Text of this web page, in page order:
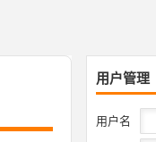
用户管理
用户名